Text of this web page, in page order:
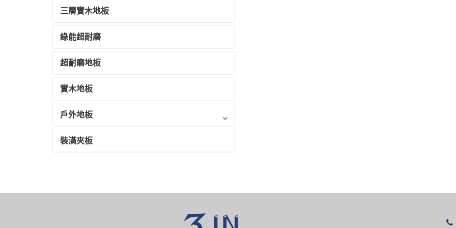
三層實木地板
綠能超耐磨
超耐磨地板
實木地板
戶外地板
裝潢夾板